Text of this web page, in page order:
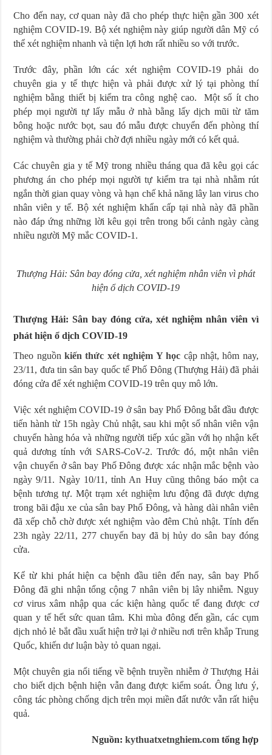
Cho đến nay, cơ quan này đã cho phép thực hiện gần 300 xét
nghiệm COVID-19. Bộ xét nghiệm này giúp người dân Mỹ có
thể xét nghiệm nhanh và tiện lợi hơn rất nhiều so với trước.
Trước đây, phần lớn các xét nghiệm COVID-19 phải do
chuyên gia y tế thực hiện và phải được xử lý tại phòng thí
nghiệm bằng thiết bị kiểm tra công nghệ cao. Một số ít cho
phép mọi người tự lấy mẫu ở nhà bằng lấy dịch mũi từ tăm
bông hoặc nước bọt, sau đó mẫu được chuyển đến phòng thí
nghiệm và thường phải chờ đợi nhiều ngày mới có kết quả.
Các chuyên gia y tế Mỹ trong nhiều tháng qua đã kêu gọi các
phương án cho phép mọi người tự kiểm tra tại nhà nhằm rút
ngắn thời gian quay vòng và hạn chế khả năng lây lan virus cho
nhân viên y tế. Bộ xét nghiệm khẩn cấp tại nhà này đã phần
nào đáp ứng những lời kêu gọi trên trong bối cảnh ngày càng
nhiều người Mỹ mắc COVID-1.
Thượng Hải: Sân bay đóng cửa, xét nghiệm nhân viên vì phát
hiện ổ dịch COVID-19
Thượng Hải: Sân bay đóng cửa, xét nghiệm nhân viên vì
phát hiện ổ dịch COVID-19
Theo nguồnkiến thức xét nghiệm Y học cập nhật, hôm nay,
23/11, đưa tin sân bay quốc tế Phố Đông (Thượng Hải) đã phải
đóng cửa để xét nghiệm COVID-19 trên quy mô lớn.
Việc xét nghiệm COVID-19 ở sân bay Phố Đông bắt đầu được
tiến hành từ 15h ngày Chủ nhật, sau khi một số nhân viên vận
chuyển hàng hóa và những người tiếp xúc gần với họ nhận kết
quả dương tính với SARS-CoV-2. Trước đó, một nhân viên
vận chuyển ở sân bay Phố Đông được xác nhận mắc bệnh vào
ngày 9/11. Ngày 10/11, tỉnh An Huy cũng thông báo một ca
bệnh tương tự. Một trạm xét nghiệm lưu động đã được dựng
trong bãi đậu xe của sân bay Phố Đông, và hàng dài nhân viên
đã xếp chỗ chờ được xét nghiệm vào đêm Chủ nhật. Tính đến
23h ngày 22/11, 277 chuyến bay đã bị hủy do sân bay đóng
cửa.
Kể từ khi phát hiện ca bệnh đầu tiên đến nay, sân bay Phố
Đông đã ghi nhận tổng cộng 7 nhân viên bị lây nhiễm. Nguy
cơ virus xâm nhập qua các kiện hàng quốc tế đang được cơ
quan y tế hết sức quan tâm. Khi mùa đông đến gần, các cụm
dịch nhỏ lẻ bắt đầu xuất hiện trở lại ở nhiều nơi trên khắp Trung
Quốc, khiến dư luận bày tỏ quan ngại.
Một chuyên gia nổi tiếng về bệnh truyền nhiễm ở Thượng Hải
cho biết dịch bệnh hiện vẫn đang được kiểm soát. Ông lưu ý,
công tác phòng chống dịch trên mọi miền đất nước vẫn rất hiệu
quả.
Nguồn: kythuatxetnghiem.comtổng hợp